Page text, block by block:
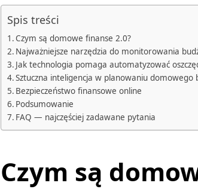
Spis treści
Czym są domowe finanse 2.0?
Najważniejsze narzędzia do monitorowania
Jak technologia pomaga automatyzować
Sztuczna inteligencja w planowaniu domowego
Bezpieczeństwo finansowe online
Podsumowanie
FAQ — najczęściej zadawane pytania
Czym są